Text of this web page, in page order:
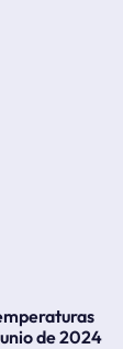
de 2024